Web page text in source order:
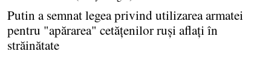
Putin a semnat legea privind utilizarea armatei
pentru "apărarea" cetăţenilor ruşi aflaţi în
străinătate